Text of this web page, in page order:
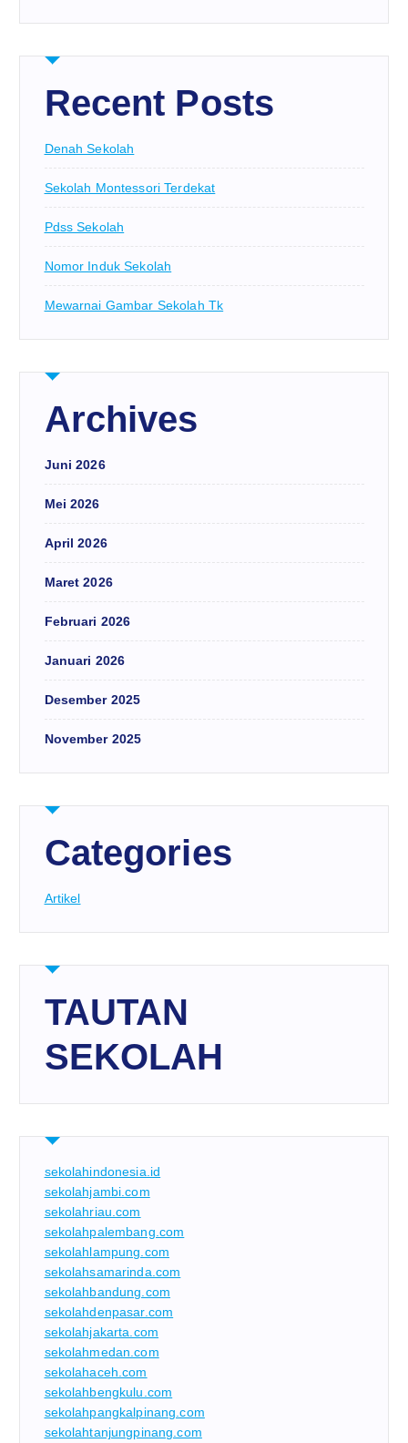
Recent Posts
Denah Sekolah
Sekolah Montessori Terdekat
Pdss Sekolah
Nomor Induk Sekolah
Mewarnai Gambar Sekolah Tk
Archives
Juni 2026
Mei 2026
April 2026
Maret 2026
Februari 2026
Januari 2026
Desember 2025
November 2025
Categories
Artikel
TAUTAN
SEKOLAH
sekolahindonesia.id
sekolahjambi.com
sekolahriau.com
sekolahpalembang.com
sekolahlampung.com
sekolahsamarinda.com
sekolahbandung.com
sekolahdenpasar.com
sekolahjakarta.com
sekolahmedan.com
sekolahaceh.com
sekolahbengkulu.com
sekolahpangkalpinang.com
sekolahtanjungpinang.com